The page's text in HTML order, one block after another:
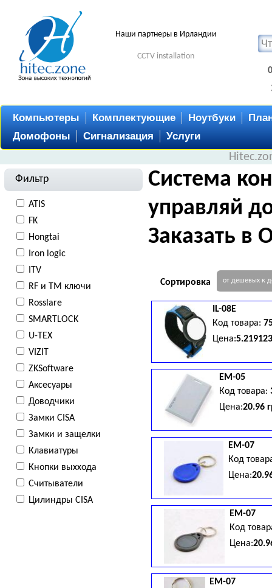
Наши партнеры в Ирландии
CCTV installation
Компьютеры Комплектующие Ноутбуки
Домофоны
Сигнализация Услуги
Фильтр
ATIS
FK
Hongtai
Iron logic
ITV
RF и TM ключи
Rosslare
SMARTLOCK
U-TEX
VIZIT
ZKSoftware
Аксесуары
Доводчики
Замки CISA
Замки и защелки
Клавиатуры
Кнопки выххода
Считыватели
Цилиндры CISA
Система
управляй
Заказать в
Сортировка от дешевых к
IL-08E
Код товара:
Цена:
EM-05
Код товара:
Цена:20.96
EM-07
Код
Цена:
EM-07
Код
Цена:
EM-07